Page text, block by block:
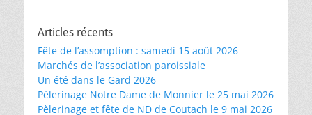
Articles récents
Fête de l’assomption : samedi 15 août 2026
Marchés de l’association paroissiale
Un été dans le Gard 2026
Pèlerinage Notre Dame de Monnier le 25 mai 2026
Pèlerinage et fête de ND de Coutach le 9 mai 2026